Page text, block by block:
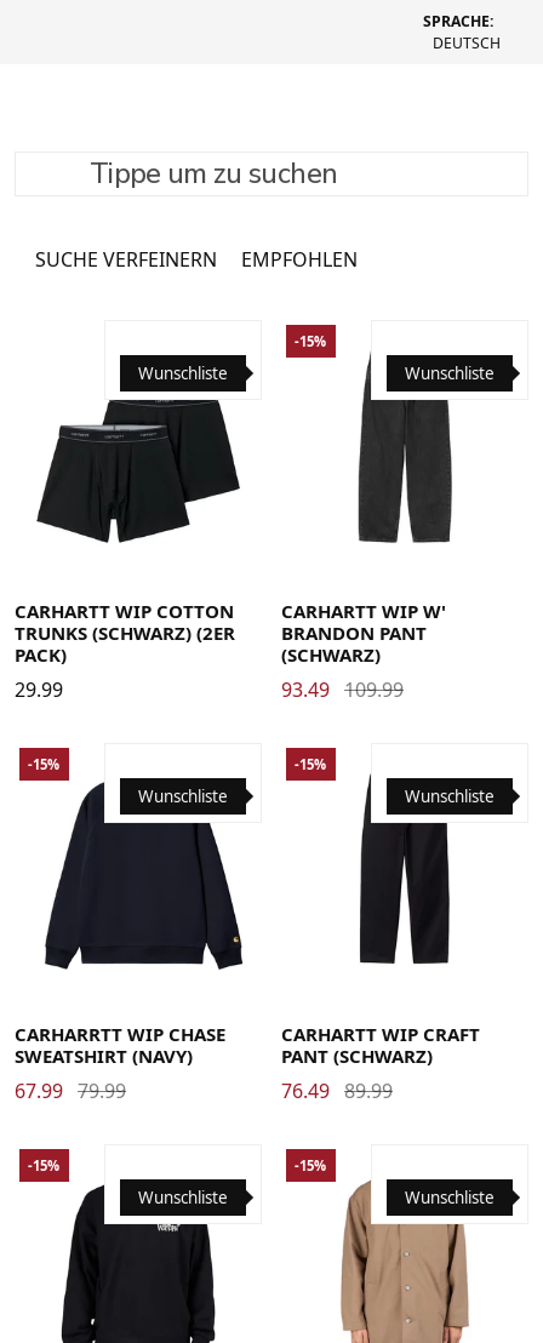
SPRACHE:
DEUTSCH
Tippe um zu suchen
Hosen & Jeans1082 Produkte
SUCHE VERFEINERN EMPFOHLEN
Wunschliste
CARHARTT WIP COTTON
TRUNKS (SCHWARZ) (2ER
PACK)
29.99
Wunschliste
-15%
CARHARTT WIP W'
BRANDON PANT
(SCHWARZ)
93.49 109.99
Wunschliste
-15%
CARHARRTT WIP CHASE
SWEATSHIRT (NAVY)
67.99 79.99
Wunschliste
-15%
CARHARTT WIP CRAFT
PANT (SCHWARZ)
76.49 89.99
Wunschliste
-15%
Wunschliste
-15%